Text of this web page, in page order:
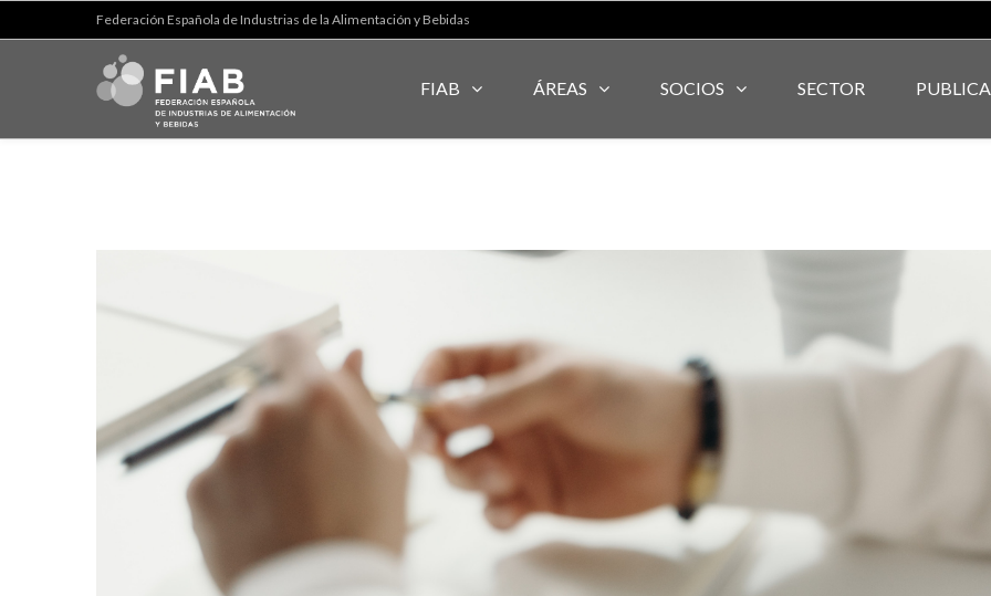
Federación Española de Industrias de la Alimentación y Bebidas
FIAB ÁREAS SOCIOS SECTOR